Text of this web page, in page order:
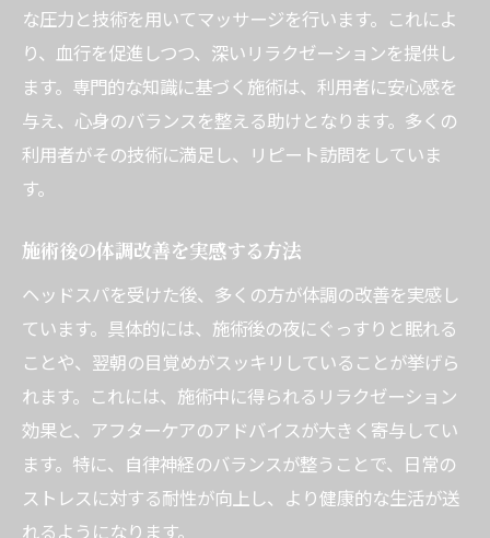
な圧力と技術を用いてマッサージを行います。これによ
り、血行を促進しつつ、深いリラクゼーションを提供し
ます。専門的な知識に基づく施術は、利用者に安心感を
与え、心身のバランスを整える助けとなります。多くの
利用者がその技術に満足し、リピート訪問をしていま
す。
施術後の体調改善を実感する方法
ヘッドスパを受けた後、多くの方が体調の改善を実感し
ています。具体的には、施術後の夜にぐっすりと眠れる
ことや、翌朝の目覚めがスッキリしていることが挙げら
れます。これには、施術中に得られるリラクゼーション
効果と、アフターケアのアドバイスが大きく寄与してい
ます。特に、自律神経のバランスが整うことで、日常の
ストレスに対する耐性が向上し、より健康的な生活が送
れるようになります。